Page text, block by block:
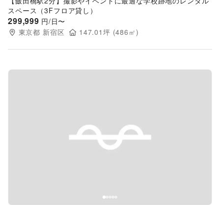
スペース（3Fフロア貸し）
299,999 円/日〜
東京都 新宿区 147.01 坪 (486 ㎡)
Previous slide